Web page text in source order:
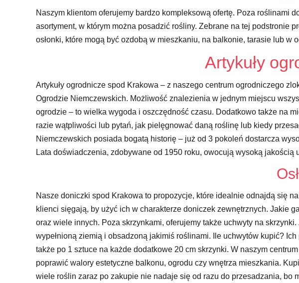
Naszym klientom oferujemy bardzo kompleksową ofertę. Poza roślinami
asortyment, w którym można posadzić rośliny. Zebrane na tej podstronie
osłonki, które mogą być ozdobą w mieszkaniu, na balkonie, tarasie lub w
Artykuły
Artykuły ogrodnicze spod Krakowa – z naszego centrum ogrodniczego
Ogrodzie Niemczewskich. Możliwość znalezienia w jednym miejscu
ogrodzie – to wielka wygoda i oszczędność czasu. Dodatkowo także na
razie wątpliwości lub pytań, jak pielęgnować daną roślinę lub kiedy
Niemczewskich posiada bogatą historię – już od 3 pokoleń dostarcza
Lata doświadczenia, zdobywane od 1950 roku, owocują wysoką
Nasze doniczki spod Krakowa to propozycje, które idealnie odnajdą się
klienci sięgają, by użyć ich w charakterze doniczek zewnętrznych. Jakie
oraz wiele innych. Poza skrzynkami, oferujemy także uchwyty na
wypełnioną ziemią i obsadzoną jakimiś roślinami. Ile uchwytów kupić?
także po 1 sztuce na każde dodatkowe 20 cm skrzynki. W naszym
poprawić walory estetyczne balkonu, ogrodu czy wnętrza mieszkania.
wiele roślin zaraz po zakupie nie nadaje się od razu do przesadzania, bo